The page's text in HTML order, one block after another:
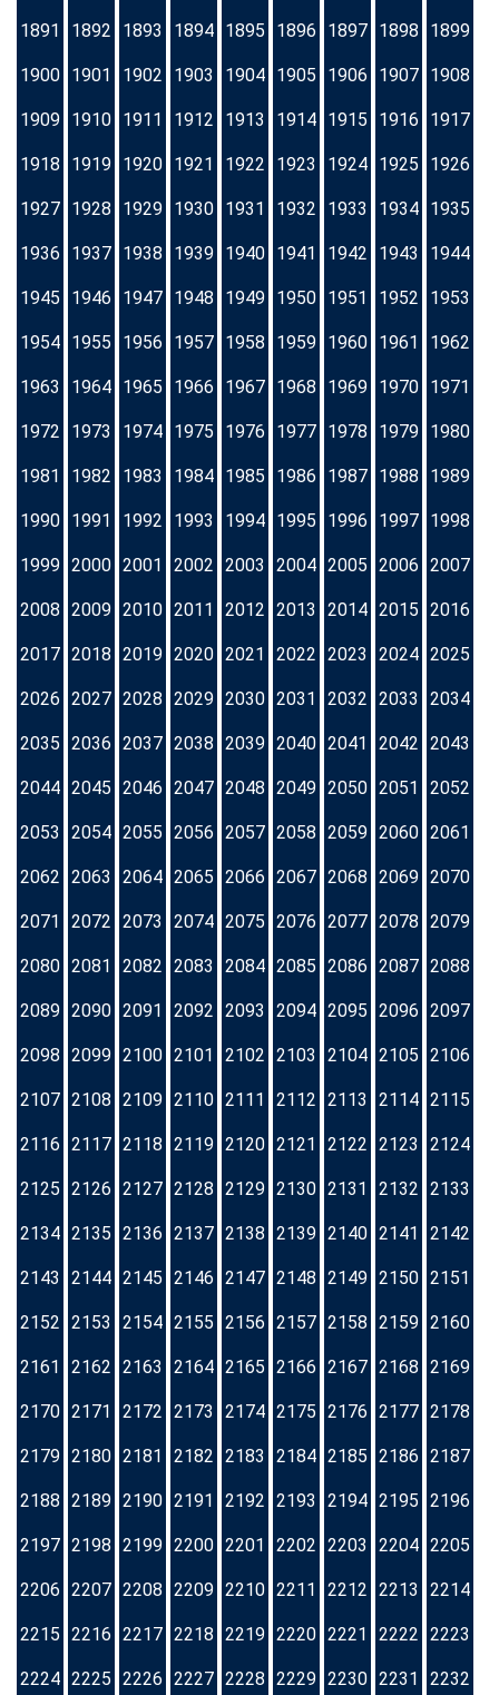
1891 1892 1893 1894 1895 1896 1897 1898 1899
1900 1901 1902 1903 1904 1905 1906 1907 1908
1909 1910 1911 1912 1913 1914 1915 1916 1917
1918 1919 1920 1921 1922 1923 1924 1925 1926
1927 1928 1929 1930 1931 1932 1933 1934 1935
1936 1937 1938 1939 1940 1941 1942 1943 1944
1945 1946 1947 1948 1949 1950 1951 1952 1953
1954 1955 1956 1957 1958 1959 1960 1961 1962
1963 1964 1965 1966 1967 1968 1969 1970 1971
1972 1973 1974 1975 1976 1977 1978 1979 1980
1981 1982 1983 1984 1985 1986 1987 1988 1989
1990 1991 1992 1993 1994 1995 1996 1997 1998
1999 2000 2001 2002 2003 2004 2005 2006 2007
2008 2009 2010 2011 2012 2013 2014 2015 2016
2017 2018 2019 2020 2021 2022 2023 2024 2025
2026 2027 2028 2029 2030 2031 2032 2033 2034
2035 2036 2037 2038 2039 2040 2041 2042 2043
2044 2045 2046 2047 2048 2049 2050 2051 2052
2053 2054 2055 2056 2057 2058 2059 2060 2061
2062 2063 2064 2065 2066 2067 2068 2069 2070
2071 2072 2073 2074 2075 2076 2077 2078 2079
2080 2081 2082 2083 2084 2085 2086 2087 2088
2089 2090 2091 2092 2093 2094 2095 2096 2097
2098 2099 2100 2101 2102 2103 2104 2105 2106
2107 2108 2109 2110 2111 2112 2113 2114 2115
2116 2117 2118 2119 2120 2121 2122 2123 2124
2125 2126 2127 2128 2129 2130 2131 2132 2133
2134 2135 2136 2137 2138 2139 2140 2141 2142
2143 2144 2145 2146 2147 2148 2149 2150 2151
2152 2153 2154 2155 2156 2157 2158 2159 2160
2161 2162 2163 2164 2165 2166 2167 2168 2169
2170 2171 2172 2173 2174 2175 2176 2177 2178
2179 2180 2181 2182 2183 2184 2185 2186 2187
2188 2189 2190 2191 2192 2193 2194 2195 2196
2197 2198 2199 2200 2201 2202 2203 2204 2205
2206 2207 2208 2209 2210 2211 2212 2213 2214
2215 2216 2217 2218 2219 2220 2221 2222 2223
2224 2225 2226 2227 2228 2229 2230 2231 2232